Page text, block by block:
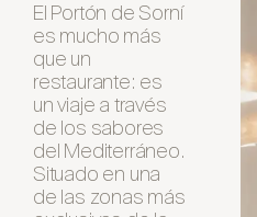
El Portón de Sorní
es mucho más
que un
restaurante: es
un viaje a través
de los sabores
del Mediterráneo.
Situado en una
de las zonas más